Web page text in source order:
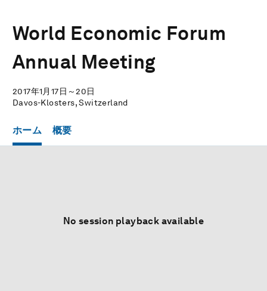
World Economic Forum
Annual Meeting
2017年1月17日～20日
Davos-Klosters, Switzerland
ホーム 概要
No session playback available